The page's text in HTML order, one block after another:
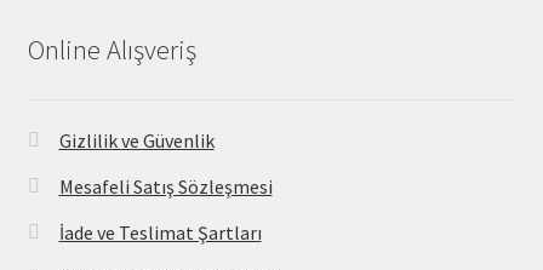
Online Alışveriş
Gizlilik ve Güvenlik
Mesafeli Satış Sözleşmesi
İade ve Teslimat Şartları